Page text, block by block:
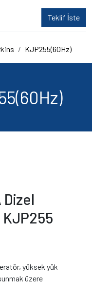
Teklif İste
KJP255(60Hz)
Dizel
yüksek yük
üzere